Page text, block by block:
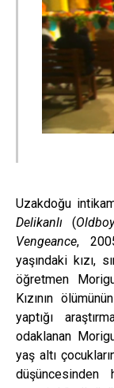
Uzakdoğu
Delikanlı (Oldboy
Vengeance,
yaşındaki kızı,
öğretmen
Kızının
yaptığı
odaklanan
yaş altı